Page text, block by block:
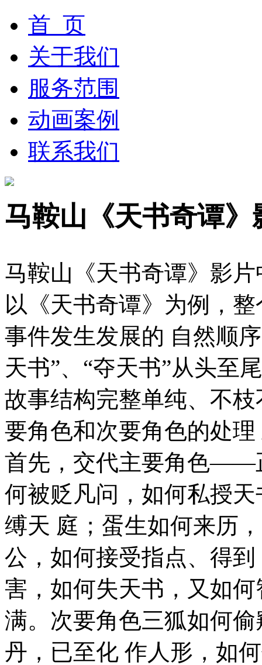
首 页
关于我们
服务范围
动画案例
联系我们
马鞍山《天书奇谭
马鞍山《天书奇谭》影
以《天书奇谭》为例，
事件发生发展的 自然顺
天书”、“夺天书”从头至
故事结构完整单纯、不
要角色和次要角色的处理
首先，交代主要角色——
何被贬凡问，如何私授
缚天 庭；蛋生如何来历
公，如何接受指点、得
害，如何失天书，又如
满。次要角色三狐如何
丹，已至化 作人形，如